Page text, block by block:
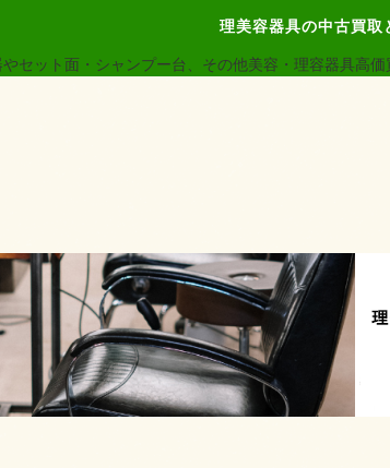
理美容器具の中古買取
セット面・シャンプー台、その他美容・理容器具高価